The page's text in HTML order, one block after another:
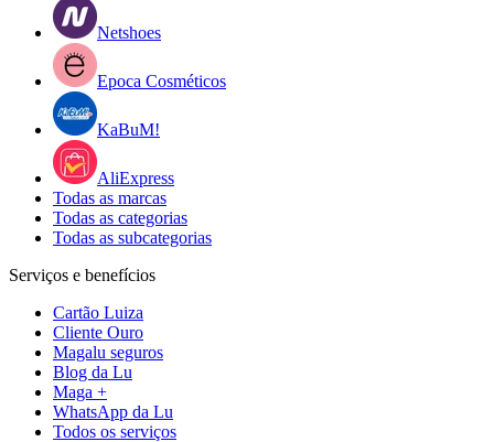
Netshoes
Epoca Cosméticos
KaBuM!
AliExpress
Todas as marcas
Todas as categorias
Todas as subcategorias
Serviços e benefícios
Cartão Luiza
Cliente Ouro
Magalu seguros
Blog da Lu
Maga +
WhatsApp da Lu
Todos os serviços